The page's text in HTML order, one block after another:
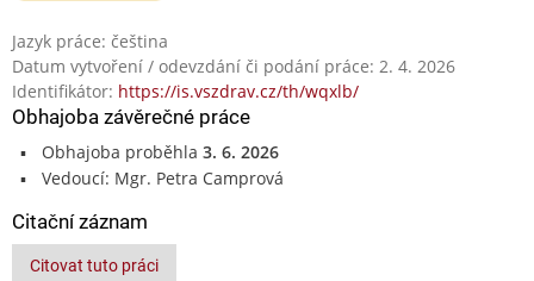
Jazyk práce: čeština
Datum vytvoření / odevzdání či podání práce: 2. 4. 2026
Identifikátor: https://is.vszdrav.cz/th/wqxlb/
Obhajoba závěrečné práce
Obhajoba proběhla 3. 6. 2026
Vedoucí: Mgr. Petra Camprová
Citační záznam
Citovat tuto práci